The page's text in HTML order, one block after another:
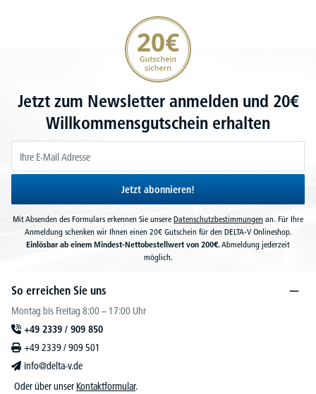
20€ Gutschein sichern
Jetzt zum Newsletter anmelden und 20€
Willkommensgutschein erhalten
Jetzt abonnieren!
Mit Absenden des Formulars erkennen Sie unsere Datenschutzbestimmungen an. Für Ihre
Anmeldung schenken wir Ihnen einen 20€ Gutschein für den DELTA-V Onlineshop.
Einlösbar ab einem Mindest-Nettobestellwert von 200€.Abmeldung jederzeit
möglich.
So erreichen Sie uns
Montag bis Freitag 8:00 – 17:00 Uhr
+49 2339 / 909 850
+49 2339 / 909 501
info@delta-v.de
Oder über unser Kontaktformular.